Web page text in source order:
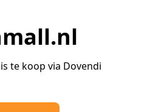
te koop via Dovendi